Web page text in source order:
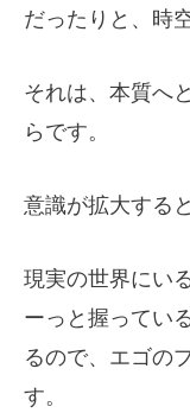
だったりと、時
それは、本質へ
らです。
意識が拡大する
現実の世界にい
ーっと握ってい
るので、エゴの
す。